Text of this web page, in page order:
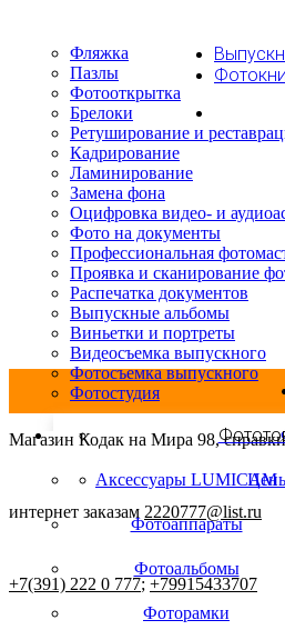
Фляжка
Пазлы
Фотооткрытка
Брелоки
Ретуширование и
Кадрирование
Ламинирование
Замена фона
Оцифровка видео- и
Фото на документы
Профессиональная
Проявка и сканирование
Распечатка документов
Выпускные альбомы
Виньетки и портреты
Видеосъемка выпускного
Фотосъемка выпускного
Фотостудия
Магазин Кодак на Мира 98,
интернет заказам 2220777@list.ru
+7(391) 222 0 777; +79915433707
Аксессуары LUMICAM
Фотоаппараты
Фотоальбомы
Фоторамки